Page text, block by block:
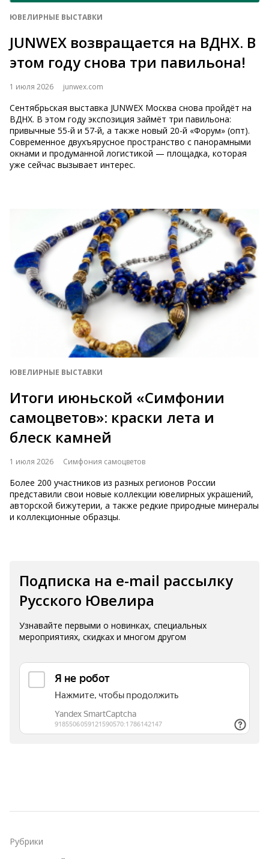
ЮВЕЛИРНЫЕ ВЫСТАВКИ
JUNWEX возвращается на ВДНХ. В
этом году снова три павильона!
1 июля 2026 junwex.com
Сентябрьская выставка JUNWEX Москва снова пройдёт на
ВДНХ. В этом году экспозиция займёт три павильона:
привычные 55-й и 57-й, а также новый 20-й «Форум» (опт).
Современное двухъярусное пространство с панорамными
окнами и продуманной логистикой — площадка, которая
уже сейчас вызывает интерес.
ЮВЕЛИРНЫЕ ВЫСТАВКИ
Итоги июньской «Симфонии
самоцветов»: краски лета и
блеск камней
1 июля 2026 Симфония самоцветов
Более 200 участников из разных регионов России
представили свои новые коллекции ювелирных украшений,
авторской бижутерии, а также редкие природные минералы
и коллекционные образцы.
Подписка на e-mail рассылку
Русского Ювелира
Узнавайте первыми о новинках, специальных
мероприятиях, скидках и многом другом
Рубрики